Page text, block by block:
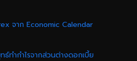
จาก Economic Calendar
ทำกำไรจากส่วนต่างดอกเบี้ย